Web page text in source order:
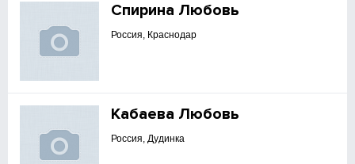
Спирина Любовь
Россия, Краснодар
Кабаева Любовь
Россия, Дудинка